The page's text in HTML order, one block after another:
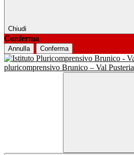
Chiudi
Conferma
Annulla Conferma
pluricomprensivo Brunico – Val Pusteria